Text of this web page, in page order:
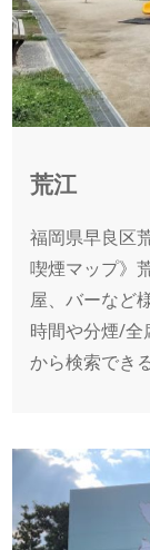
荒江
福岡県早良区
喫煙マップ》
屋、バーなど
時間や分煙/全
から検索でき